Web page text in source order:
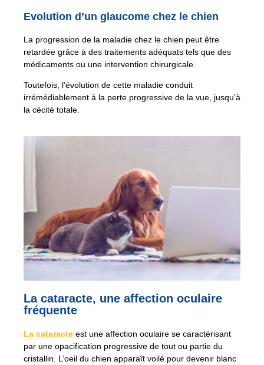
Evolution d’un glaucome chez le chien
La progression de la maladie chez le chien peut être
retardée grâce à des traitements adéquats tels que des
médicaments ou une intervention chirurgicale.
Toutefois, l’évolution de cette maladie conduit
irrémédiablement à la perte progressive de la vue, jusqu’à
la cécité totale.
La cataracte, une affection oculaire
fréquente
La cataracte est une affection oculaire se caractérisant
par une opacification progressive de tout ou partie du
cristallin. L’oeil du chien apparaît voilé pour devenir blanc